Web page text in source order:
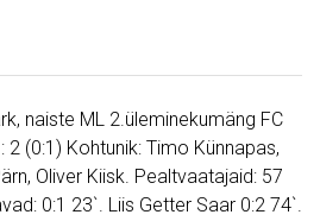
naiste ML 2.üleminekumäng FC
2 (0:1) Kohtunik: Timo Künnapas,
Oliver Kiisk. Pealtvaatajaid: 57
0:1 23`. Liis Getter Saar 0:2 74`.